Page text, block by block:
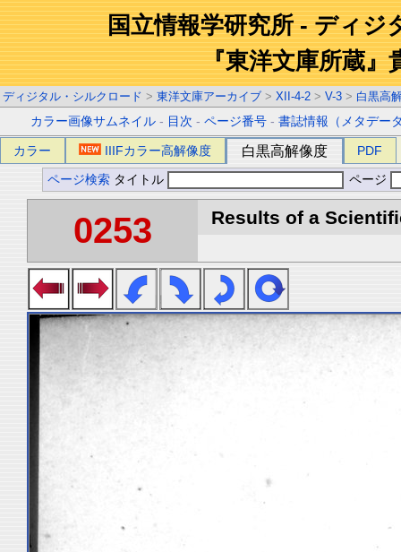
国立情報学研究所 - ディジ
『東洋文庫所蔵』
ディジタル・シルクロード > 東洋文庫アーカイブ > XII-4-2 > V-3 > 白黒高
カラー画像サムネイル - 目次 -ページ番号 -書誌情報（メタデー
カラー IIIFカラー高解像度 白黒高解像度 PDF
ページ検索 タイトル ページ
0253 Results of a